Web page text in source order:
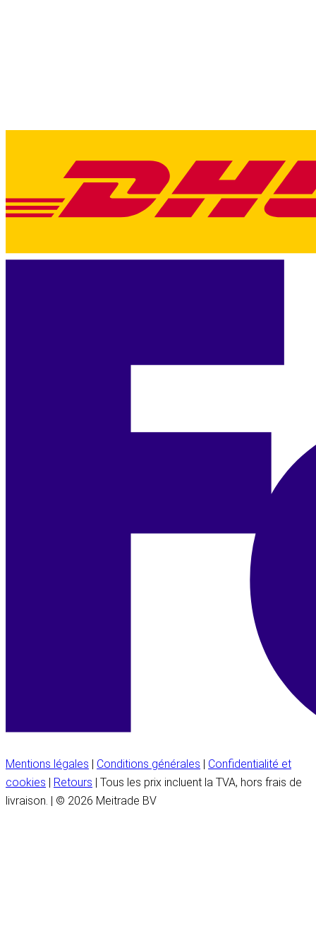
Mentions légales | Conditions générales | Confidentialité et
cookies | Retours | Tous les prix incluent la TVA, hors frais de
livraison. | © 2026 Meitrade BV